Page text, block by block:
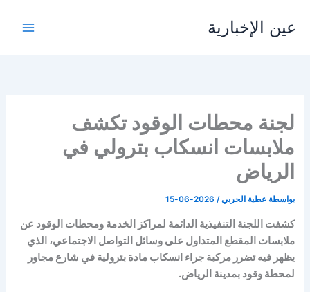
المحتوى
عين الإخبارية
لجنة محطات الوقود تكشف
ملابسات انسكاب بترولي في
الرياض
بواسطة عطية الحربي/
2026-06-15
كشفت اللجنة التنفيذية الدائمة لمراكز الخدمة ومحطات الوقود عن
ملابسات المقطع المتداول على وسائل التواصل الاجتماعي، الذي
يظهر فيه تضرر مركبة جراء انسكاب مادة بترولية في شارع مجاور
لمحطة وقود بمدينة الرياض.